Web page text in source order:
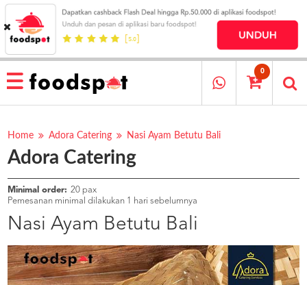
HOME
MENU
RESTAURANT
PESAN
OUR
COMPANY
KATA
MEREKA
KATALOG
LOYALTY
PROGRAM
FAQ
0
Home Adora Catering Nasi Ayam Betutu Bali
Adora Catering
Minimal order: 20 pax
Pemesanan minimal dilakukan 1 hari sebelumnya
Nasi Ayam Betutu Bali